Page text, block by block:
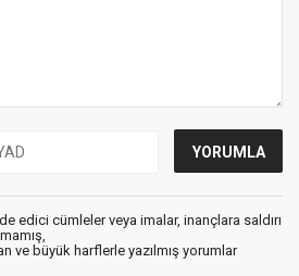
edici cümleler veya imalar, inançlara saldırı
ve büyük harflerle yazılmış yorumlar